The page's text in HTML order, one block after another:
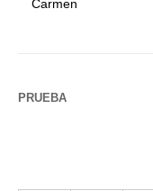
Carmen
PRUEBA